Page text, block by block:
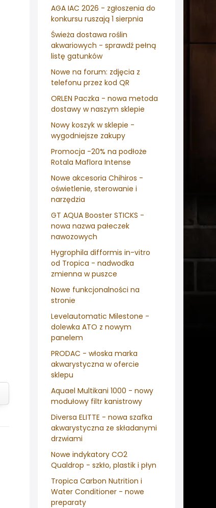
AGA IAC 2026 - zgłoszenia do
konkursu ruszają 1 sierpnia
Świeża dostawa roślin
akwariowych - sprawdź pełną
listę gatunków
Nowe na forum: zdjęcia z
telefonu przez kod QR
ORLEN Paczka - nowa metoda
dostawy w naszym sklepie
Nowy koszyk w sklepie -
wygodniejsze zakupy
Promocja -20% na podłoże
Rotala Maflora Intense
Nowe akcesoria Chihiros -
oświetlenie, sterowanie i
narzędzia
GT AQUA Booster STICKS -
nowa nazwa pałeczek
nawozowych
Hygrophila difformis in-vitro
od Tropica - nadwodka
zmienna w puszce
Nowe funkcjonalności na
stronie
Levelautomatic Milestone -
dolewka ATO z nowym
panelem
PRODAC - włoska marka
akwarystyczna w ofercie
sklepu
Aquael Multikani 1000 - nowy
modułowy filtr kanistrowy
Diversa ELITTE - nowa szafka
akwarystyczna ze składanymi
drzwiami
Nowe indykatory CO2
Qualdrop - szkło, plastik i płyn
Tropica Carbon Nutrition i
Water Conditioner - nowe
preparaty